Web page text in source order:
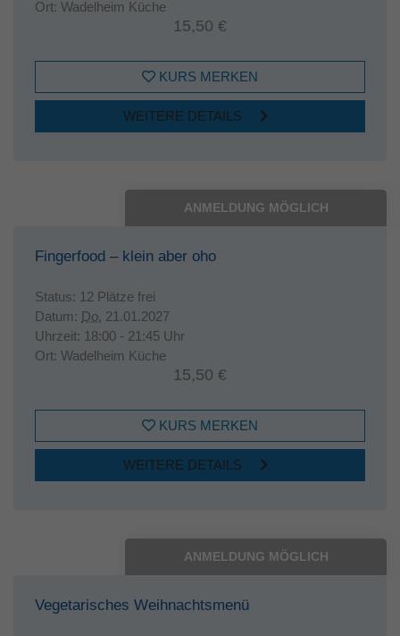
Ort: Wadelheim Küche
15,50 €
KURS MERKEN
WEITERE DETAILS
ANMELDUNG MÖGLICH
Fingerfood – klein aber oho
Status: 12 Plätze frei
Datum: Do. 21.01.2027
Uhrzeit: 18:00 - 21:45 Uhr
Ort: Wadelheim Küche
15,50 €
KURS MERKEN
WEITERE DETAILS
ANMELDUNG MÖGLICH
Vegetarisches Weihnachtsmenü